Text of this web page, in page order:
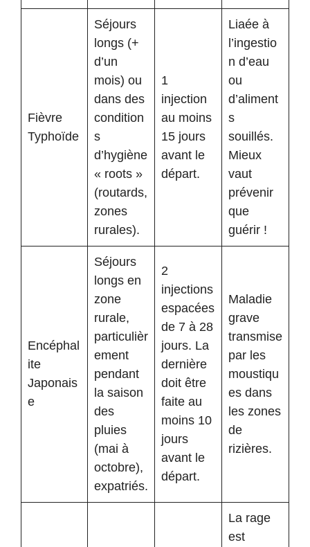
Fièvre
Typhoïde
Séjours
longs (+
d’un
mois) ou
dans des
condition
s
d’hygiène
« roots »
(routards,
zones
rurales).
1
injection
au moins
15 jours
avant le
départ.
Liaée à
l’ingestio
n d’eau
ou
d’aliment
s
souillés.
Mieux
vaut
prévenir
que
guérir !
Encéphal
ite
Japonais
e
Séjours
longs en
zone
rurale,
particulièr
ement
pendant
la saison
des
pluies
(mai à
octobre),
expatriés.
2
injections
espacées
de 7 à 28
jours. La
dernière
doit être
faite au
moins 10
jours
avant le
départ.
Maladie
grave
transmise
par les
moustiqu
es dans
les zones
de
rizières.
La rage
est